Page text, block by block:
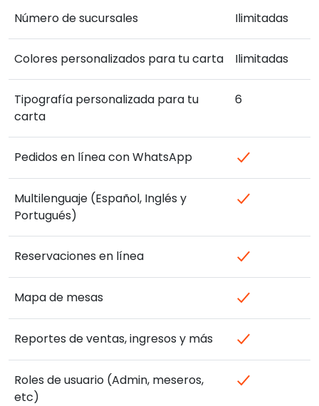
Número de sucursales Ilimitadas
Colores personalizados para tu carta Ilimitadas
Tipografía personalizada para tu
carta
6
Pedidos en línea con WhatsApp
Multilenguaje (Español, Inglés y
Portugués)
Reservaciones en línea
Mapa de mesas
Reportes de ventas, ingresos y más
Roles de usuario (Admin, meseros,
etc)